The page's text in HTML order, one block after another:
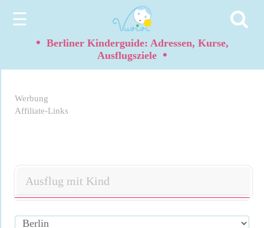
☰
• Berliner Kinderguide: Adressen, Kurse,
Ausflugsziele •
Werbung
Affiliate-Links
Ausflug mit Kind